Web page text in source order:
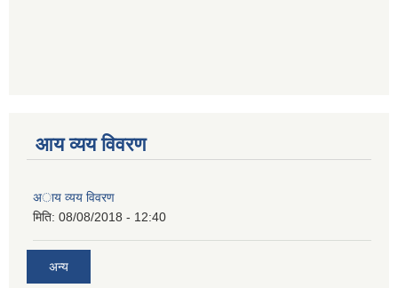
आय व्यय विवरण
अाय व्यय विवरण
मिति: 08/08/2018 - 12:40
अन्य